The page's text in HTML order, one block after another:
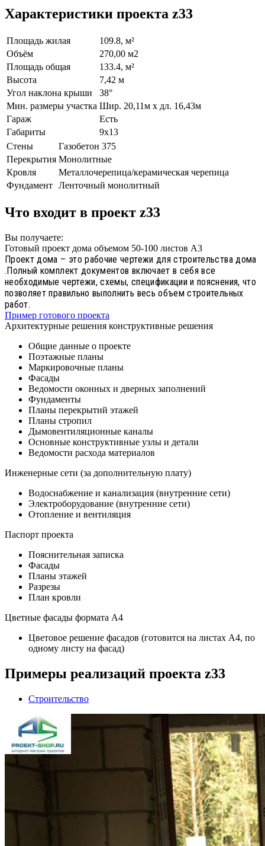
Характеристики проекта z33
Площадь жилая
109.8, м²
Объём
270,00 м2
Площадь общая
133.4, м²
Высота
7,42 м
Угол наклона крыши
38°
Мин. размеры участка Шир. 20,11м x дл. 16,43м
Гараж
Есть
Габариты
9х13
Стены
Газобетон 375
Перекрытия Монолитные
Кровля
Металлочерепица/керамическая черепица
Фундамент Ленточный монолитный
Что входит в проект z33
Вы получаете:
Готовый проект дома объемом 50-100 листов А3
Проект дома – это рабочие чертежи для строительства дома
.Полный комплект документов включает в себя все
необходимые чертежи, схемы, спецификации и пояснения, что
позволяет правильно выполнить весь объем строительных
работ.
Пример готового проекта
Архитектурные решения конструктивные решения
Общие данные о проекте
Поэтажные планы
Маркировочные планы
Фасады
Ведомости оконных и дверных заполнений
Фундаменты
Планы перекрытий этажей
Планы стропил
Дымовентиляционные каналы
Основные конструктивные узлы и детали
Ведомости расхода материалов
Инженерные сети (за дополнительную плату)
Водоснабжение и канализация (внутренние сети)
Электроборудование (внутренние сети)
Отопление и вентиляция
Паспорт проекта
Пояснительная записка
Фасады
Планы этажей
Разрезы
План кровли
Цветные фасады формата А4
Цветовое решение фасадов (готовится на листах А4, по
одному листу на фасад)
Примеры реализаций проекта z33
Строительство